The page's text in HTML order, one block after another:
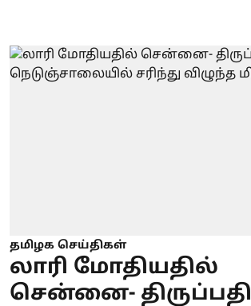
தமிழக செய்திகள்
லாரி மோதியதில்
சென்னை- திருப்பதி